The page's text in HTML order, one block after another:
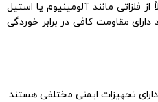
مانند آلومینیوم یا استیل
مقاومت کافی در برابر خوردگی
تجهیزات ایمنی مختلفی هستند.